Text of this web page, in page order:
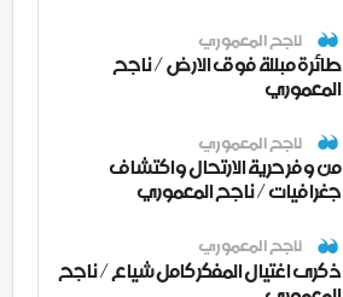
ناجح المعموري
طائرة مبللة فوق الارض / ناجح
المعموري
ناجح المعموري
من وفر حرية الارتحال واكتشاف
جغرافيات / ناجح المعموري
ناجح المعموري
ذكرى اغتيال المفكر كامل شياع / ناجح